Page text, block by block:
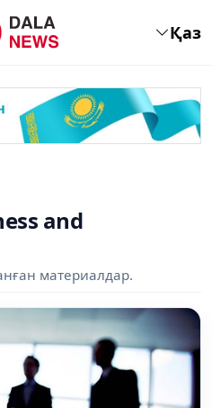
Қаз
and
материалдар.